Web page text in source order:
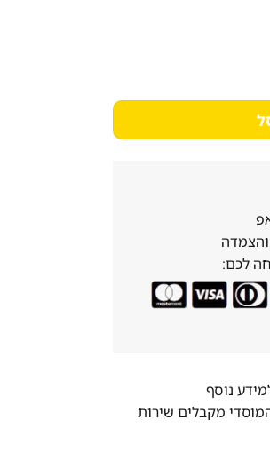
לכם:
נוסף
מקבלים שירות